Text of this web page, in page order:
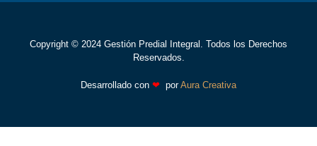
Copyright © 2024 Gestión Predial Integral. Todos los Derechos
Reservados.
Desarrollado con ❤ porAura Creativa